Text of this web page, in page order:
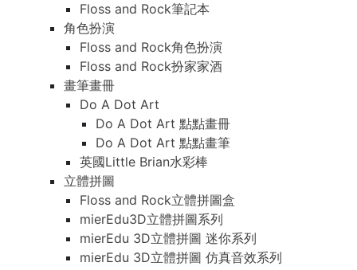
Floss and Rock筆記本
角色扮演
Floss and Rock角色扮演
Floss and Rock扮家家酒
畫筆畫冊
Do A Dot Art
Do A Dot Art 點點畫冊
Do A Dot Art 點點畫筆
英國Little Brian水彩棒
立體拼圖
Floss and Rock立體拼圖盒
mierEdu3D立體拼圖系列
mierEdu 3D立體拼圖 迷你系列
mierEdu 3D立體拼圖 仿真音效系列